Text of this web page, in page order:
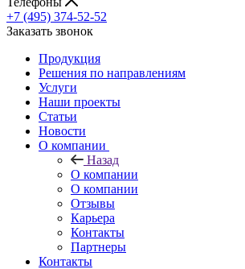
+7 (495) 374-52-52
Заказать звонок
Продукция
Решения по направлениям
Услуги
Наши проекты
Статьи
Новости
О компании
Назад
О компании
О компании
Отзывы
Карьера
Контакты
Партнеры
Контакты